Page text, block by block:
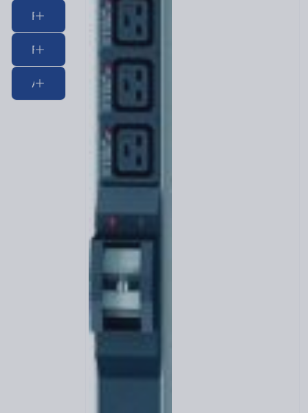
Frontseite Bestückung 2
Frontseite Bestückung 3
Art des Anschlussmodules